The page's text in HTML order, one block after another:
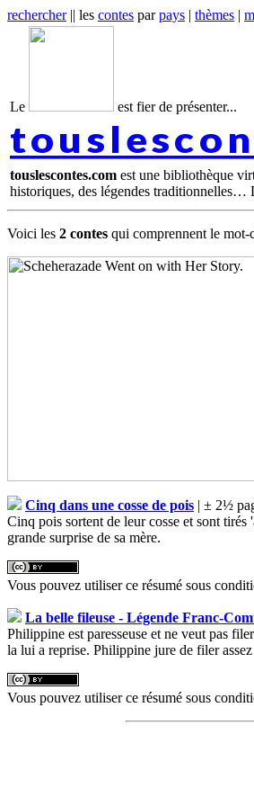
rechercher|| les contes parpays | thèmes |
Le est fier de présenter...
touslescontes.com est une bibliothèque
historiques, des légendes
Voici les 2 contes qui comprennent le mot-
Cinq dans une cosse de pois | ± 2½
Cinq pois sortent de leur cosse et sont
grande surprise de sa mère.
Vous pouvez utiliser ce résumé sous
La belle fileuse - Légende Franc-
Philippine est paresseuse et ne veut pas
la lui a reprise. Philippine jure de filer
Vous pouvez utiliser ce résumé sous